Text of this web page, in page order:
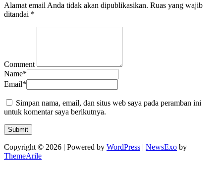
Alamat email Anda tidak akan dipublikasikan. Ruas yang wajib
ditandai *
Comment
Name*
Email*
Simpan nama, email, dan situs web saya pada peramban ini
untuk komentar saya berikutnya.
Copyright © 2026 | Powered by WordPress | NewsExo by
ThemeArile